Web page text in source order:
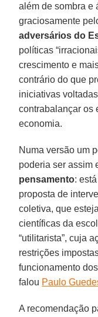
além de sombra e
graciosamente
adversários do
políticas
crescimento e
contrário do que
iniciativas
contrabalançar os
economia.
Numa versão um
poderia ser assim
pensamento:
proposta de
coletiva, que
científicas da
“utilitarista”, cuja
restrições
funcionamento
falou Paulo
A recomendação